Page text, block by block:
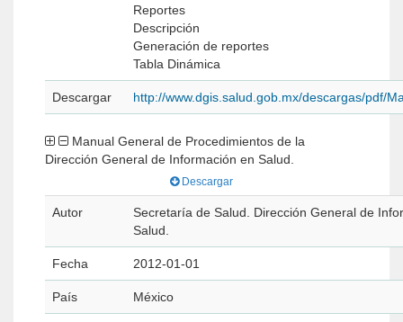
Reportes
Descripción
Generación de reportes
Tabla Dinámica
Descargar http://www.dgis.salud.gob.mx/descargas/pdf/
Dirección General de Información en Salud.
Descargar
Autor
Secretaría de Salud. Dirección General de
Salud.
Fecha 2012-01-01
País México